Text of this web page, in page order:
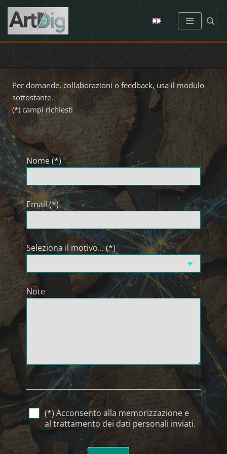
Vai
al
Per domande, collaborazioni o feedback, usa il modulo
sottostante.
(*) campi richiesti
Nome (*)
Email (*)
Seleziona il motivo... (*)
Note
(*) Acconsento alla memorizzazione e
al trattamento dei dati personali inviati.